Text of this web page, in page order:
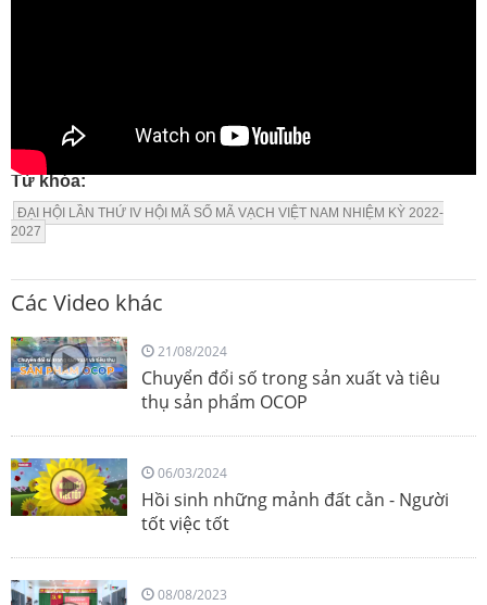
Từ khóa:
ĐẠI HỘI LẦN THỨ IV HỘI MÃ SỐ MÃ VẠCH VIỆT NAM NHIỆM KỲ 2022-
2027
Các Video khác
21/08/2024
Chuyển đổi số trong sản xuất và tiêu
thụ sản phẩm OCOP
06/03/2024
Hồi sinh những mảnh đất cằn - Người
tốt việc tốt
08/08/2023